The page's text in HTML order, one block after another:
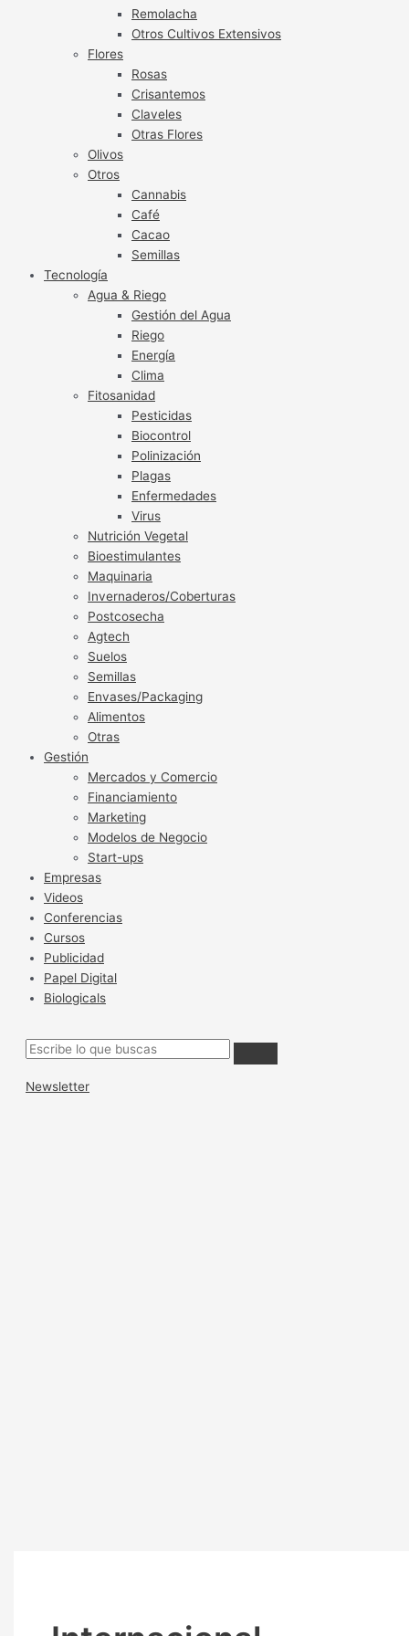
Remolacha
Otros Cultivos Extensivos
Flores
Rosas
Crisantemos
Claveles
Otras Flores
Olivos
Otros
Cannabis
Café
Cacao
Semillas
Tecnología
Agua & Riego
Gestión del Agua
Riego
Energía
Clima
Fitosanidad
Pesticidas
Biocontrol
Polinización
Plagas
Enfermedades
Virus
Nutrición Vegetal
Bioestimulantes
Maquinaria
Invernaderos/Coberturas
Postcosecha
Agtech
Suelos
Semillas
Envases/Packaging
Alimentos
Otras
Gestión
Mercados y Comercio
Financiamiento
Marketing
Modelos de Negocio
Start-ups
Empresas
Videos
Conferencias
Cursos
Publicidad
Papel Digital
Biologicals
Newsletter